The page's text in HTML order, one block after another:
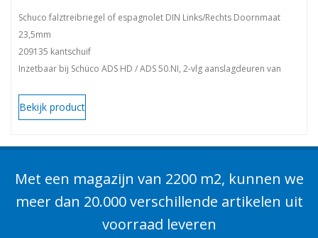
Schuco falztreibriegel of espagnolet DIN Links/Rechts Doornmaat
23,5mm
209135 kantschuif
Inzetbaar bij Schüco ADS HD / ADS 50.NI, 2-vlg aanslagdeuren van
U-Stulp INOX. Royal S
Bekijk product
Met een magazijn van 2200 m2, kunnen we
meer dan 20.000 verschillende artikelen uit
voorraad leveren